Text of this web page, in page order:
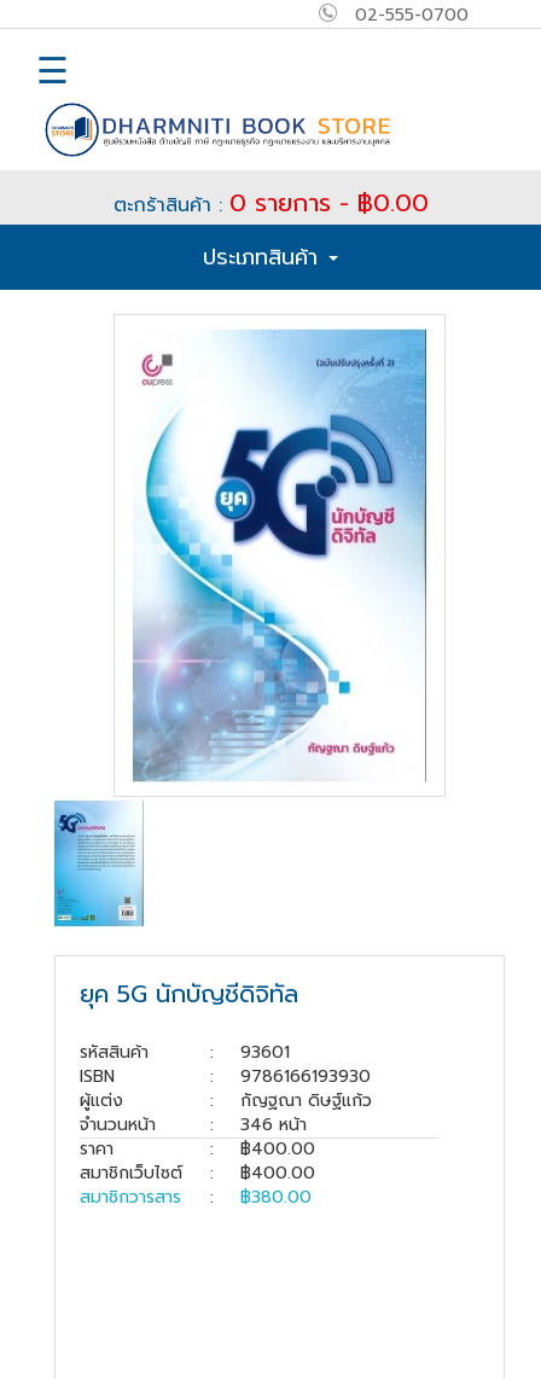
02-555-0700
MAIN
MENU
E-
บริษัท ธรรมนิติเพรส
เพิ่มทรัพย์(ประชาชื่น20)
ถนนประชาชื่น แขวง
บางซื่อ เขตบางซื่อ
กรุงเทพมหานคร
10800
(02) 555-
0700(Auto)ext.713
โทรสาร : (02) 555-
book@dharmniti.co.th
☰
ตะกร้าสินค้า : 0 รายการ - ฿0.00
ประเภทสินค้า
ยุค 5G นักบัญชีดิจิทัล
รหัสสินค้า :
93601
ISBN
:
9786166193930
ผู้แต่ง
:
กัญฐณา ดิษฐ์แก้ว
จำนวนหน้า
:
346 หน้า
ราคา
:
฿400.00
สมาชิกเว็บไซต์
:
฿400.00
สมาชิกวารสาร
: ฿380.00
×